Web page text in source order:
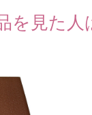
を見た